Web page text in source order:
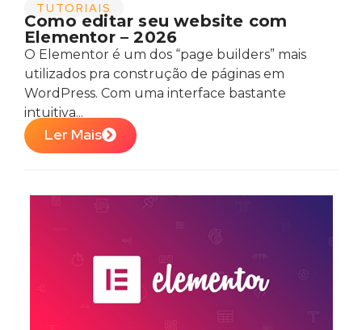
TUTORIAIS
Como editar seu website com
Elementor – 2026
O Elementor é um dos “page builders” mais
utilizados pra construção de páginas em
WordPress. Com uma interface bastante
intuitiva...
Ler Mais